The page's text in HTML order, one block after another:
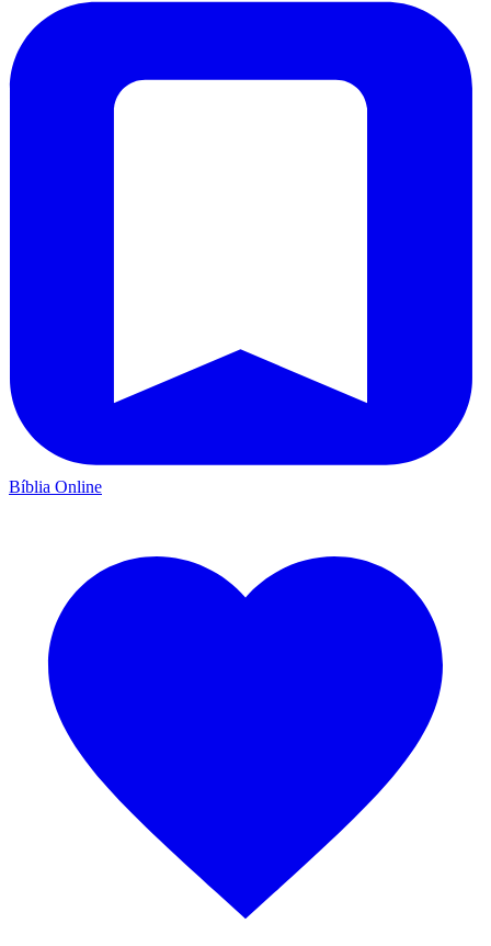
Bíblia Online